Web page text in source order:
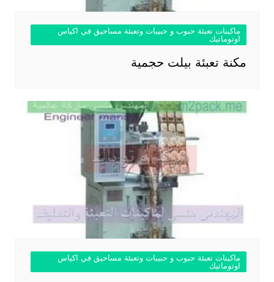
ماكينات تعبئة حبوب و حبيبات وتعبئة مساحيق في اكياس
اوتوماتيك
مكنة تعبئة بيلت حجمية
ماكينات تعبئة حبوب و حبيبات وتعبئة مساحيق في اكياس
اوتوماتيك